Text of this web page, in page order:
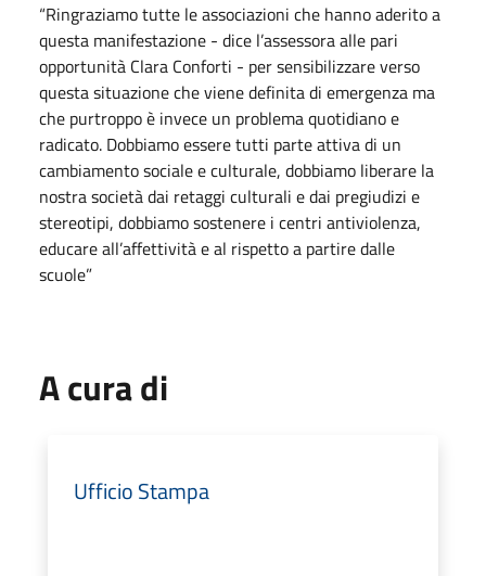
“Ringraziamo tutte le associazioni che hanno aderito a
questa manifestazione - dice l’assessora alle pari
opportunità Clara Conforti - per sensibilizzare verso
questa situazione che viene definita di emergenza ma
che purtroppo è invece un problema quotidiano e
radicato. Dobbiamo essere tutti parte attiva di un
cambiamento sociale e culturale, dobbiamo liberare la
nostra società dai retaggi culturali e dai pregiudizi e
stereotipi, dobbiamo sostenere i centri antiviolenza,
educare all’affettività e al rispetto a partire dalle
scuole”
A cura di
Ufficio Stampa